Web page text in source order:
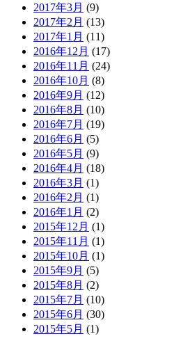
2017年3月 (9)
2017年2月 (13)
2017年1月 (11)
2016年12月 (17)
2016年11月 (24)
2016年10月 (8)
2016年9月 (12)
2016年8月 (10)
2016年7月 (19)
2016年6月 (5)
2016年5月 (9)
2016年4月 (18)
2016年3月 (1)
2016年2月 (1)
2016年1月 (2)
2015年12月 (1)
2015年11月 (1)
2015年10月 (1)
2015年9月 (5)
2015年8月 (2)
2015年7月 (10)
2015年6月 (30)
2015年5月 (1)